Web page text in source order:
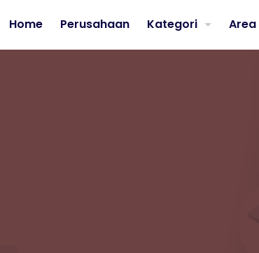
Home Perusahaan Kategori Area